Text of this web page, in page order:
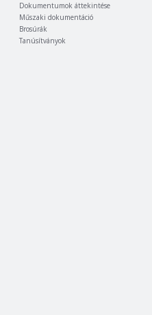
Dokumentumok áttekintése
Műszaki dokumentáció
Brosúrák
Tanúsítványok